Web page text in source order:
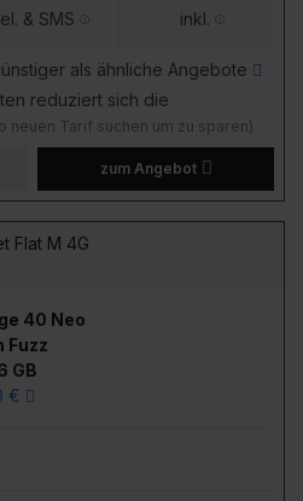
& SMS inkl.
als ähnliche Angebote
reduziert sich die
neuen Tarif suchen um zu sparen)
zum Angebot
Flat M 4G
40 Neo
Fuzz
GB
€